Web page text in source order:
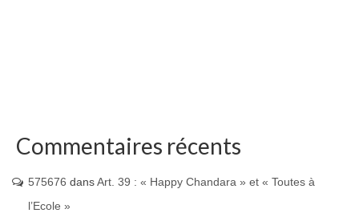
Commentaires récents
575676 dansArt. 39 : « Happy Chandara » et « Toutes à
l’Ecole »